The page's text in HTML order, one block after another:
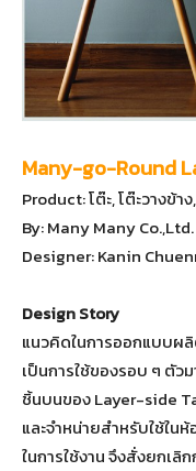
Many-go-Round
Product: โต๊ะ, โต๊ะวางข้า
By: Many Many Co.,Ltd.
Designer: Kanin
Design Story
แนวคิดในการออกแบบผ
เป็นการใช้ของรอบ ๆ ตัว
ชิ้นบนของ Layer-side
และจำหน่ายสำหรับใช้ใน
ในการใช้งาน จึงสั่งยกเ